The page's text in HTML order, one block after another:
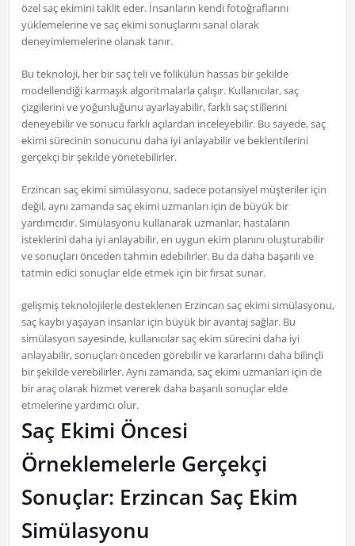
özel saç ekimini taklit eder. İnsanların kendi fotoğraflarını
yüklemelerine ve saç ekimi sonuçlarını sanal olarak
deneyimlemelerine olanak tanır.
Bu teknoloji, her bir saç teli ve folikülün hassas bir şekilde
modellendiği karmaşık algoritmalarla çalışır. Kullanıcılar, saç
çizgilerini ve yoğunluğunu ayarlayabilir, farklı saç stillerini
deneyebilir ve sonucu farklı açılardan inceleyebilir. Bu sayede, saç
ekimi sürecinin sonucunu daha iyi anlayabilir ve beklentilerini
gerçekçi bir şekilde yönetebilirler.
Erzincan saç ekimi simülasyonu, sadece potansiyel müşteriler için
değil, aynı zamanda saç ekimi uzmanları için de büyük bir
yardımcıdır. Simülasyonu kullanarak uzmanlar, hastaların
isteklerini daha iyi anlayabilir, en uygun ekim planını oluşturabilir
ve sonuçları önceden tahmin edebilirler. Bu da daha başarılı ve
tatmin edici sonuçlar elde etmek için bir fırsat sunar.
gelişmiş teknolojilerle desteklenen Erzincan saç ekimi simülasyonu,
saç kaybı yaşayan insanlar için büyük bir avantaj sağlar. Bu
simülasyon sayesinde, kullanıcılar saç ekim sürecini daha iyi
anlayabilir, sonuçları önceden görebilir ve kararlarını daha bilinçli
bir şekilde verebilirler. Aynı zamanda, saç ekimi uzmanları için de
bir araç olarak hizmet vererek daha başarılı sonuçlar elde
etmelerine yardımcı olur.
Saç Ekimi Öncesi
Örneklemelerle Gerçekçi
Sonuçlar: Erzincan Saç Ekim
Simülasyonu